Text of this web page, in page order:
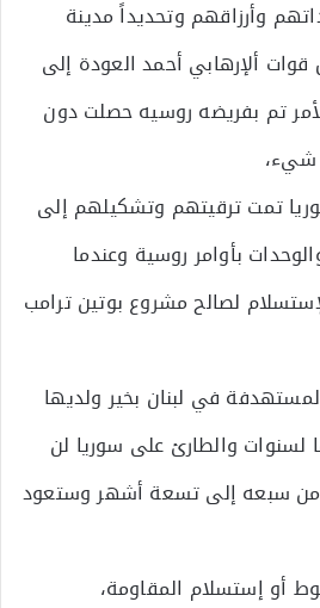
وأرزاقهم وتحديداً مدينة
ألإرهابي أحمد العودة إلى
تم بفريضه روسيه حصلت دون
شيء،
تمت ترقيتهم وتشكيلهم إلى
بأوامر روسية وعندما
لصالح مشروع بوتين ترامب
في لبنان بخير ولديها
لسنوات والطارئ على سوريا لن
من سبعه إلى تسعة أشهر وستعود
أو إستسلام المقاومة،